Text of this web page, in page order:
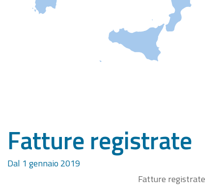
Fatture registrate
Dal 1 gennaio 2019
Fatture registrate